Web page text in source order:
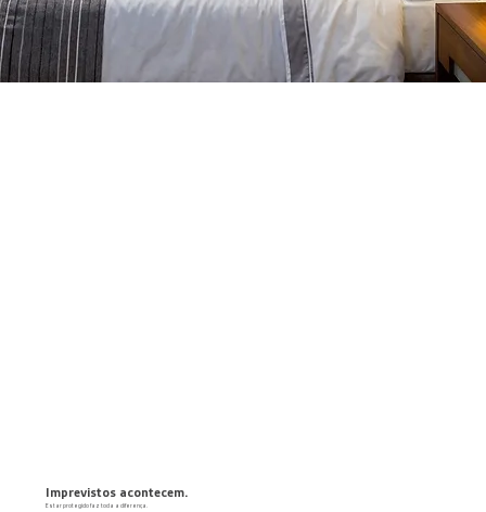
Imprevistos acontecem.
Estar protegido faz toda a diferença.